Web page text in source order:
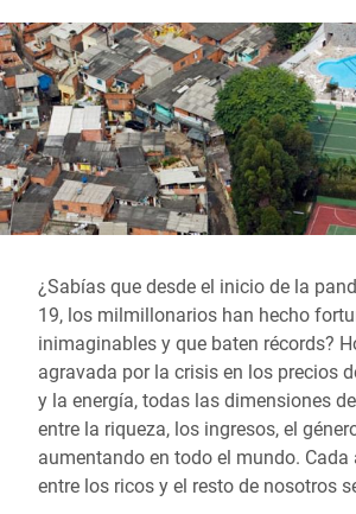
a
la
navegación
¿Sabías que desde el inicio de la
19, los milmillonarios han hecho
inimaginables y que baten récords?
agravada por la crisis en los precios
y la energía, todas las dimensiones
entre la riqueza, los ingresos, el
aumentando en todo el mundo. Cada
entre los ricos y el resto de nosotros